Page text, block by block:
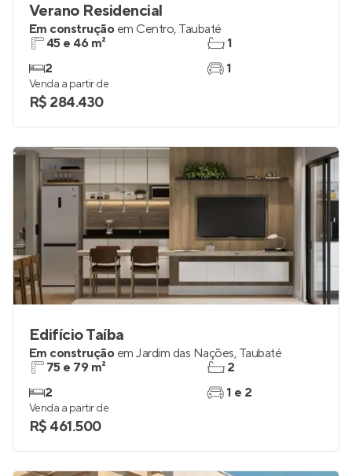
Verano Residencial
Em construção em Centro, Taubaté
45 e 46 m²
2
1
1
Venda a partir de
R$ 284.430
Edifício Taíba
Em construção em Jardim das Nações, Taubaté
75 e 79 m²
2
2
1 e 2
Venda a partir de
R$ 461.500